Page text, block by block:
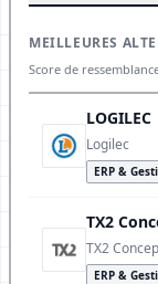
MEILLEURES
Score de
LOGILEC
Logilec
ERP &
TX2
TX2
ERP &